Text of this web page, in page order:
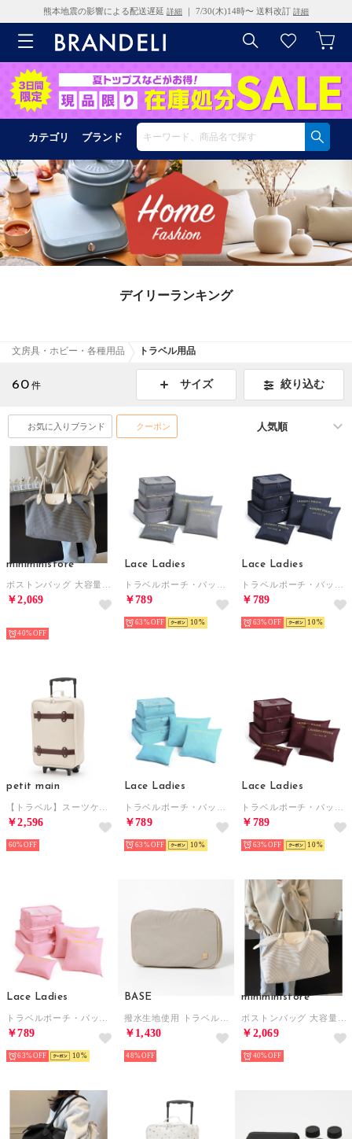
熊本地震の影響による配送遅延 詳細 ｜ 7/30(木)14時〜 送料改訂 詳細
カテゴリ ブランド
デイリーランキング
文房具・ホビー・各種用品 トラベル用品
60 件 サイズ 絞り込む
お気に入りブランド クーポン
miniministore
￥2,069
40%
Lace Ladies
￥789
63% 10
Lace Ladies
￥789
63% 10
petit main
￥2,596
60%
Lace Ladies
￥789
63% 10
Lace Ladies
￥789
63% 10
Lace Ladies
￥789
63% 10
BASE
￥1,430
48%
miniministore
￥2,069
40%